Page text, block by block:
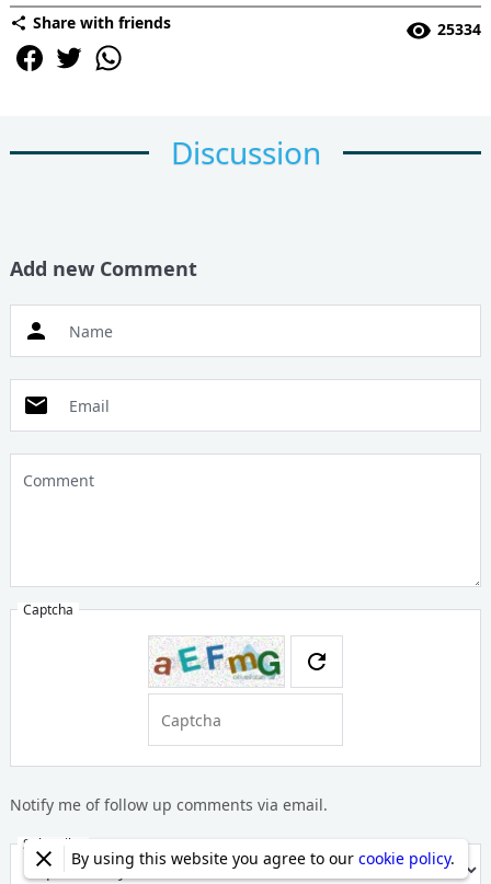
Share with friends 25334
Discussion
Add new Comment
Name
Email
Comment
Captcha
Notify me of follow up comments via email.
Subscribe
By using this website you agree to our cookie policy.